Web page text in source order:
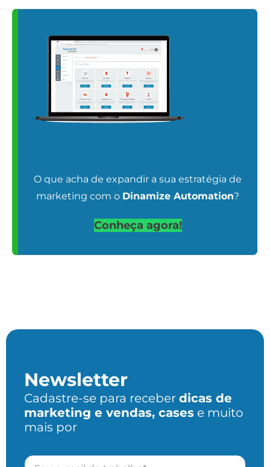
O que acha de expandir a sua estratégia de
marketing com o Dinamize Automation?
Conheça agora!
Newsletter
Cadastre-se para receber dicas de
marketing e vendas, cases e muito
mais por